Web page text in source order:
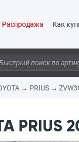
Распродажа Как
→ PRIUS →
PRIUS